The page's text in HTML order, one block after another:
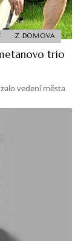
Z DOMOVA
trio
vedení města